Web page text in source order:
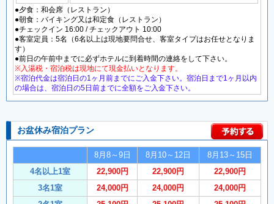
●夕食：和会席（レストラン）
●朝食：バイキング又は和定食（レストラン）
●チェックイン 16:00 / チェックアウト 10:00
●客室定員：5名（6名以上は現地要問合せ、客室タイプはお任せとなりま
す）
●前日の午前中までに必ずホテルに到着時間の連絡をして下さい。
※入湯税・宿泊税は現地にて現金払いとなります。
※宿泊代金は宿泊日の1ヶ月前までにご入金下さい。宿泊日まで1ヶ月以内
の場合は、宿泊日の5日前までに全額をご入金下さい。
お盆休み宿泊プラン
8月8～9日 8月10～12日
8月13～15日
4名以上1室
22,900円 22,900円
22,900円
3名1室
24,000円 24,000円
24,000円